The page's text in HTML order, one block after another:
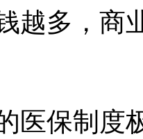
越多，商
保制度极